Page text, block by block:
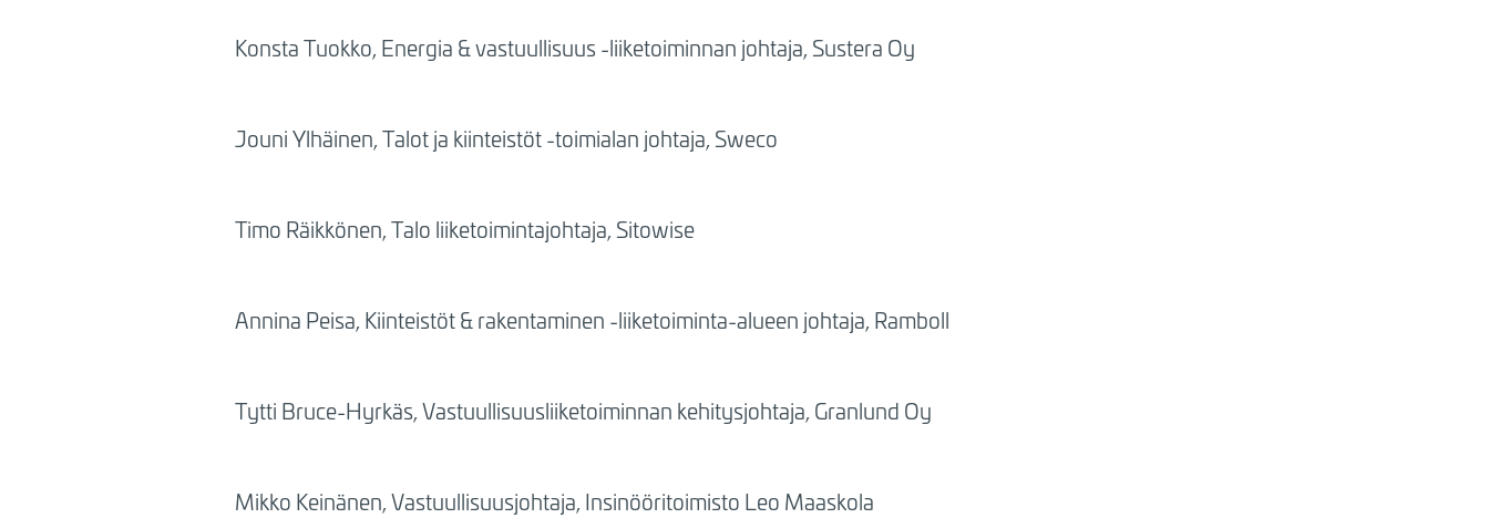
Konsta Tuokko, Energia & vastuullisuus -liiketoiminnan johtaja, Sustera Oy
Jouni Ylhäinen, Talot ja kiinteistöt -toimialan johtaja, Sweco
Timo Räikkönen, Talo liiketoimintajohtaja, Sitowise
Annina Peisa, Kiinteistöt & rakentaminen -liiketoiminta-alueen johtaja, Ramboll
Tytti Bruce-Hyrkäs, Vastuullisuusliiketoiminnan kehitysjohtaja, Granlund Oy
Mikko Keinänen, Vastuullisuusjohtaja, Insinööritoimisto Leo Maaskola